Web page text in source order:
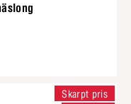
Skarpt pris